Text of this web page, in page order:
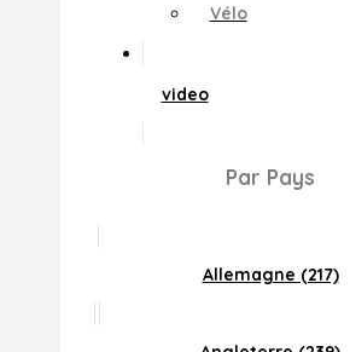
Vélo
video
Par Pays
Allemagne (217)